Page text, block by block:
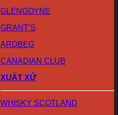
GLENGOYNE
GRANT’S
ARDBEG
CANADIAN CLUB
XUẤT XỨ
WHISKY SCOTLAND